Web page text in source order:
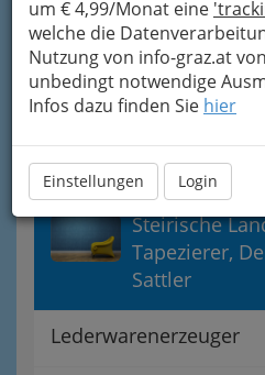
um € 4,99/Monat eine
welche die
Nutzung von info-graz.at
unbedingt notwendige
Infos dazu finden Sie hier
Einstellungen Login
Sonstige
Bettfedernreiniger
Bettwarenerzeuger
Steirische
Tapezierer,
Sattler
Lederwarenerzeuger